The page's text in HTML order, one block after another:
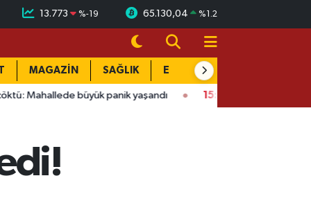
13.773 %-19 65.130,04 %1.2
MAGAZİN SAĞLIK EĞİTİM
büyük panik yaşandı 15:58Bağlarbaşı Mahallesi'nde 101.